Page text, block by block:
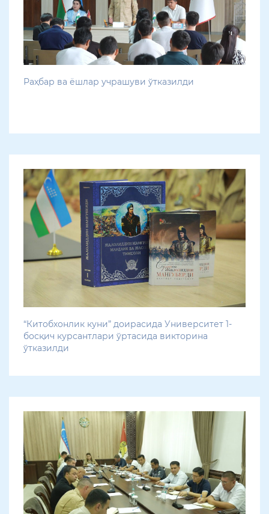
Раҳбар ва ёшлар учрашуви ўтказилди
“Китобхонлик куни” доирасида Университет 1-
босқич курсантлари ўртасида викторина
ўтказилди